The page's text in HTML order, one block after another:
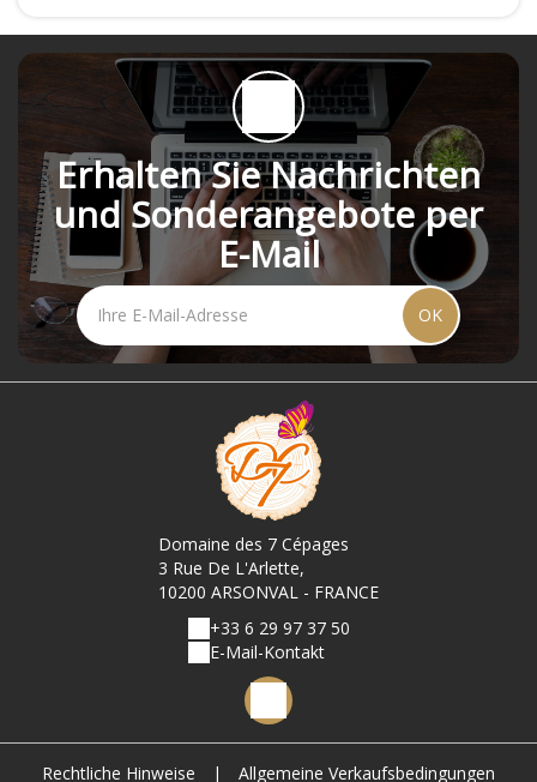
Erhalten Sie Nachrichten
und Sonderangebote per
E-Mail
OK
Domaine des 7 Cépages
3 Rue De L'Arlette,
10200 ARSONVAL - FRANCE
+33 6 29 97 37 50
E-Mail-Kontakt
Rechtliche Hinweise | Allgemeine Verkaufsbedingungen